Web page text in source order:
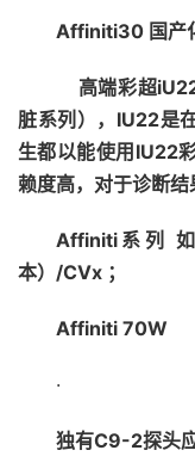
Affiniti30 国产
高端彩超
脏系列），IU22是
生都以能使用IU22
赖度高，对于诊断结
Affiniti系列
本）/CVx ；
Affiniti 70W
·
独有C9-2探头